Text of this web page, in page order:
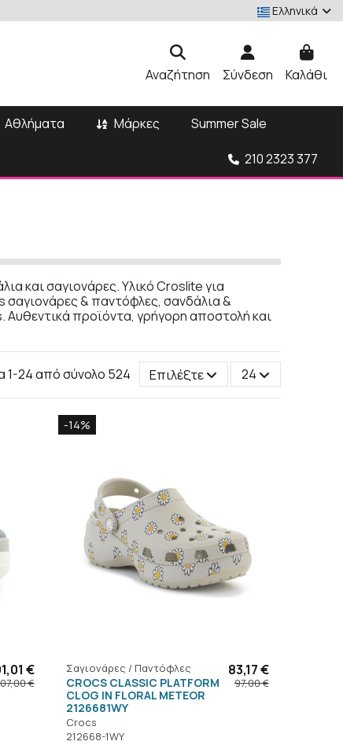
Ελληνικά
Αναζήτηση Σύνδεση Καλάθι
Αθλήματα Μάρκες Summer Sale
210 2323 377
και σαγιονάρες. Υλικό Croslite για
& παντόφλες, σανδάλια &
προϊόντα, γρήγορη αποστολή και
1-24 από σύνολο 524 Επιλέξτε 24
€
€
-14%
Σαγιονάρες / Παντόφλες
CROCS CLASSIC PLATFORM
CLOG IN FLORAL METEOR
2126681WY
Crocs
212668-1WY
83,17 €
97,00 €